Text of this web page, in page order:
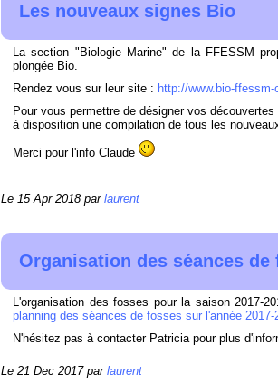
Les nouveaux signes Bio
La section "Biologie Marine" de la FFESSM
plongée Bio.
Rendez vous sur leur site : http://www.bio-
Pour vous permettre de désigner vos
à disposition une compilation de tous les
Merci pour l'info Claude
Le 15 Apr 2018 par laurent
Organisation des séances de
L'organisation des fosses pour la saison 2017-
planning des séances de fosses sur l'année 2017-
N'hésitez pas à contacter Patricia pour plus
Le 21 Dec 2017 par laurent